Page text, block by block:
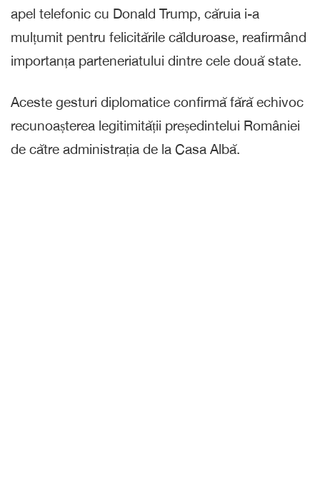
apel telefonic cu Donald Trump, căruia i-a
mulțumit pentru felicitările călduroase, reafirmând
importanța parteneriatului dintre cele două state.
Aceste gesturi diplomatice confirmă fără echivoc
recunoașterea legitimității președintelui României
de către administrația de la Casa Albă.